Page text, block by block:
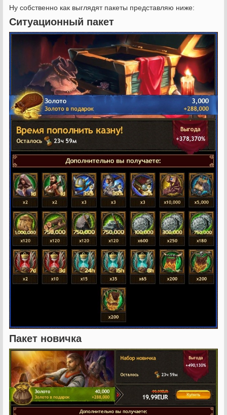
Ну собственно как выглядят пакеты представляю ниже:
Ситуационный пакет
Пакет новичка